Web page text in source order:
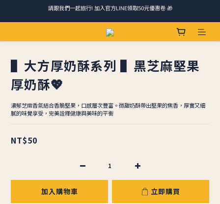
請跟我們一起旅行! 加入官方LINE領取50元優惠卷 🎁
馬踏祥雲添瑞氣，金馬報喜送吉祥 🐎 滿 888 冷凍免運費
ＣＨＲＩＳＰＹ會員好禮｜集點換購物金+生日禮，獨家優惠不錯過！
請跟我們一起旅行! 加入官方LINE領取50元優惠卷 🎁
▌大方厚奶酥系列 ▌黑芝麻堅果
厚奶酥💖
濃郁芝麻香氣結合香脆堅果，口感層次豐富。微甜奶酥帶出堅果的焦香，厚實又細
膩的味覺享受，完美詮釋健康與美味的平衡
NT$50
加入購物車 立即購買